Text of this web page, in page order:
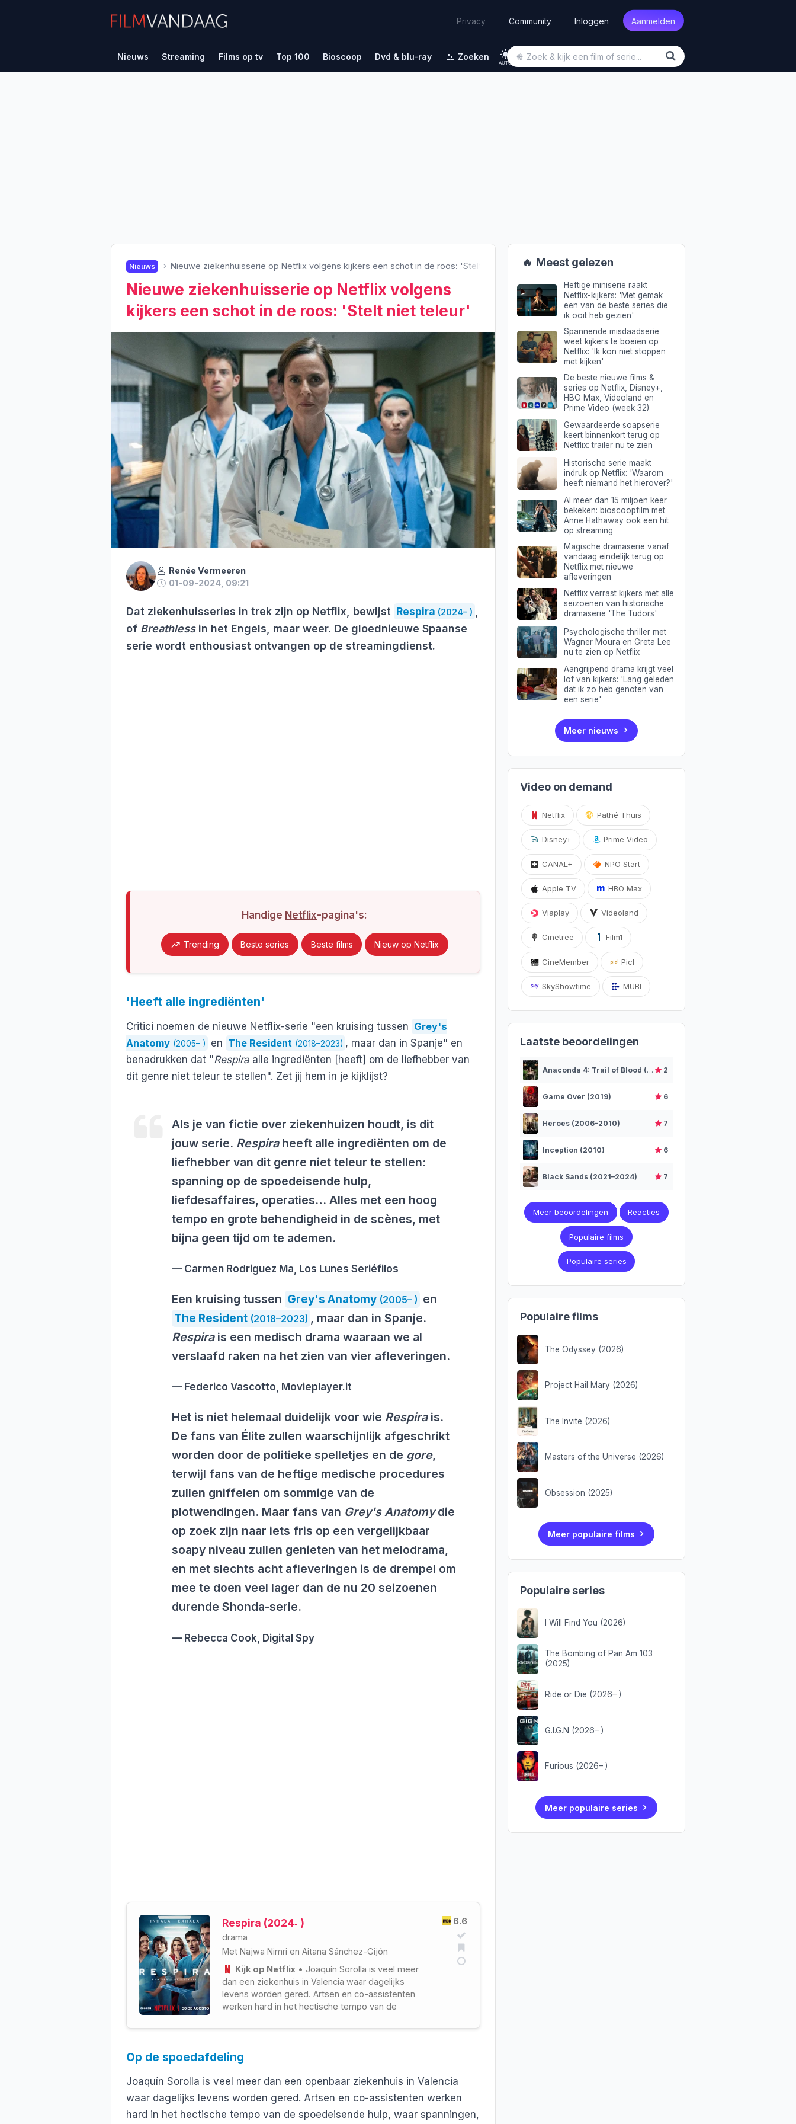
Privacy Community Inloggen Aanmelden
Nieuws Streaming Films op tv Top 100 Bioscoop Dvd & blu-ray Zoeken
AUTO
Nieuws Nieuwe ziekenhuisserie op Netflix volgens kijkers een schot in de roos: 'Stelt niet teleur'
Nieuwe ziekenhuisserie op Netflix volgens
kijkers een schot in de roos: 'Stelt niet teleur'
Renée Vermeeren
01-09-2024, 09:21
Dat ziekenhuisseries in trek zijn op Netflix, bewijst Respira (2024– )
of Breathlessin het Engels, maar weer. De gloednieuwe Spaanse
serie wordt enthousiast ontvangen op de streamingdienst.
Handige Netflix-pagina's:
Trending Beste series Beste films Nieuw op Netflix
'Heeft alle ingrediënten'
Critici noemen de nieuwe Netflix-serie "een kruising tussen Grey's
Anatomy (2005– ) en The Resident (2018–2023) , maar dan in Spanje" en
benadrukken dat "Respira alle ingrediënten [heeft] om de liefhebber van
dit genre niet teleur te stellen". Zet jij hem in je kijklijst?
Als je van fictie over ziekenhuizen houdt, is dit
jouw serie. Respiraheeft alle ingrediënten om de
liefhebber van dit genre niet teleur te stellen:
spanning op de spoedeisende hulp,
liefdesaffaires, operaties… Alles met een hoog
tempo en grote behendigheid in de scènes, met
bijna geen tijd om te ademen.
Carmen Rodriguez Ma, Los Lunes Seriéfilos
Een kruising tussen Grey's Anatomy (2005– ) en
The Resident (2018–2023) , maar dan in Spanje.
Respirais een medisch drama waaraan we al
verslaafd raken na het zien van vier afleveringen.
Federico Vascotto, Movieplayer.it
Het is niet helemaal duidelijk voor wie Respirais.
De fans van Élite zullen waarschijnlijk afgeschrikt
worden door de politieke spelletjes en de gore,
terwijl fans van de heftige medische procedures
zullen gniffelen om sommige van de
plotwendingen. Maar fans van Grey's Anatomydie
op zoek zijn naar iets fris op een vergelijkbaar
soapy niveau zullen genieten van het melodrama,
en met slechts acht afleveringen is de drempel om
mee te doen veel lager dan de nu 20 seizoenen
durende Shonda-serie.
Rebecca Cook, Digital Spy
6.6
Respira (2024‑ )
drama
Met Najwa Nimri en Aitana Sánchez-Gijón
Kijk op Netflix • Joaquín Sorolla is veel meer
dan een ziekenhuis in Valencia waar dagelijks
levens worden gered. Artsen en co-assistenten
werken hard in het hectische tempo van de
hoog oplopen.
Op de spoedafdeling
Joaquín Sorolla is veel meer dan een openbaar ziekenhuis in Valencia
waar dagelijks levens worden gered. Artsen en co-assistenten werken
hard in het hectische tempo van de spoedeisende hulp, waar spanningen,
🔥 Meest gelezen
Heftige miniserie raakt
Netflix-kijkers: 'Met gemak
een van de beste series die
ik ooit heb gezien'
Spannende misdaadserie
weet kijkers te boeien op
Netflix: 'Ik kon niet stoppen
met kijken'
De beste nieuwe films &
series op Netflix, Disney+,
HBO Max, Videoland en
Prime Video (week 32)
Gewaardeerde soapserie
keert binnenkort terug op
Netflix: trailer nu te zien
Historische serie maakt
indruk op Netflix: 'Waarom
heeft niemand het hierover?'
Al meer dan 15 miljoen keer
bekeken: bioscoopfilm met
Anne Hathaway ook een hit
op streaming
Magische dramaserie vanaf
vandaag eindelijk terug op
Netflix met nieuwe
afleveringen
Netflix verrast kijkers met alle
seizoenen van historische
dramaserie 'The Tudors'
Psychologische thriller met
Wagner Moura en Greta Lee
nu te zien op Netflix
Aangrijpend drama krijgt veel
lof van kijkers: 'Lang geleden
dat ik zo heb genoten van
een serie'
Meer nieuws
Video on demand
Netflix Pathé Thuis
Disney+ Prime Video
CANAL+ NPO Start
Apple TV HBO Max
Viaplay Videoland
Cinetree Film1
CineMember Picl
SkyShowtime MUBI
Laatste beoordelingen
Anaconda 4: Trail of Blood (2009) 2
Game Over (2019) 6
Heroes (2006–2010) 7
Inception (2010) 6
Black Sands (2021–2024) 7
Meer beoordelingen Reacties
Populaire films
Populaire series
Populaire films
The Odyssey (2026)
Project Hail Mary (2026)
The Invite (2026)
Masters of the Universe (2026)
Obsession (2025)
Meer populaire films
Populaire series
I Will Find You (2026)
The Bombing of Pan Am 103
(2025)
Ride or Die (2026– )
G.I.G.N (2026– )
Furious (2026– )
Meer populaire series